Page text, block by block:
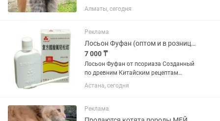
производителей с отличными
породными данными. Дата рождения
Котята растут в домашних условиях,...
Алматы, сегодня
Реклама
Лосьон Фуфан (оптом и в розницу)
7 000 ₸
Лосьон Фуфан от псориаза Созданный
по древним Китайским рецептам
лосьон от псориаза Фуфан (чистое
Тело), способствуетборьбе с кожными
с вирусами, бактериями и...
Астана, сегодня
Реклама